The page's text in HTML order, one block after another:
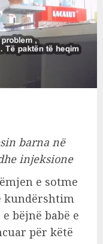
barna në
injeksione
e sotme
kundërshtim
bëjnë babë e
për këtë